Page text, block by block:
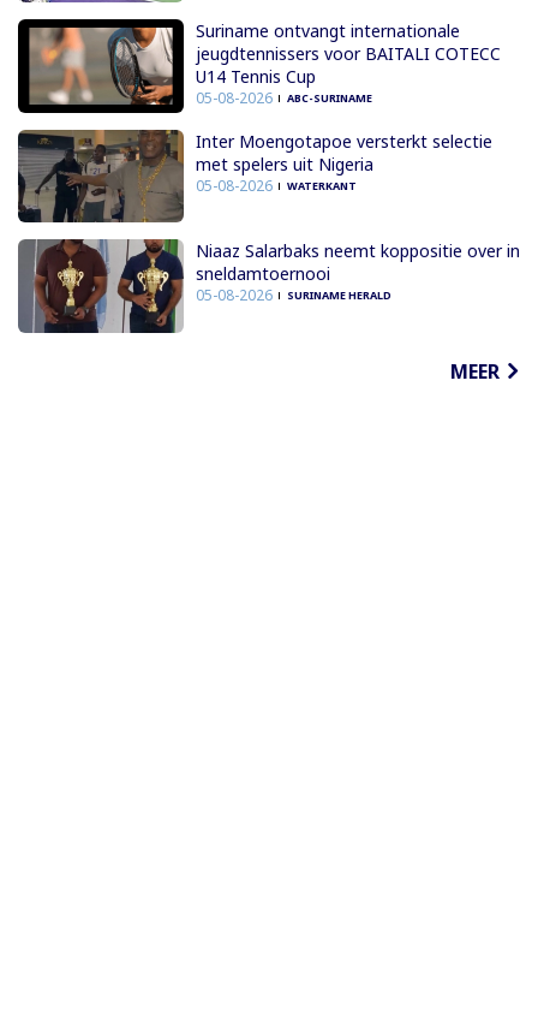
Suriname ontvangt internationale
jeugdtennissers voor BAITALI COTECC
U14 Tennis Cup
05-08-2026 ABC-SURINAME
Inter Moengotapoe versterkt selectie
met spelers uit Nigeria
05-08-2026 WATERKANT
Niaaz Salarbaks neemt koppositie over in
sneldamtoernooi
05-08-2026 SURINAME HERALD
MEER